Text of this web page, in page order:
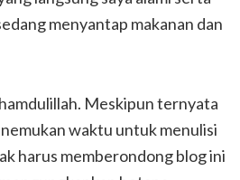
menyantap makanan dan
Meskipun ternyata
waktu untuk menulisi
harus memberondong blog ini